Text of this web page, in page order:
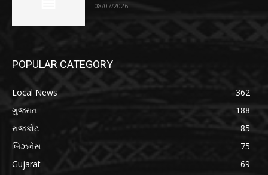
08/07/2026
POPULAR CATEGORY
Local News
362
ગુજરાત
188
રાજકોટ
85
બિઝનેસ
75
Gujarat
69